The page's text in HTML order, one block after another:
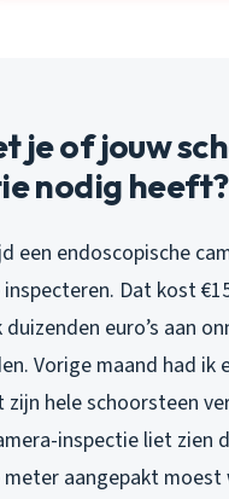
je of jouw
nodig heeft?
een endoscopische
Dat kost
euro’s aan
Vorige maand had ik
hele schoorsteen
inspectie liet zien
aangepakt moest